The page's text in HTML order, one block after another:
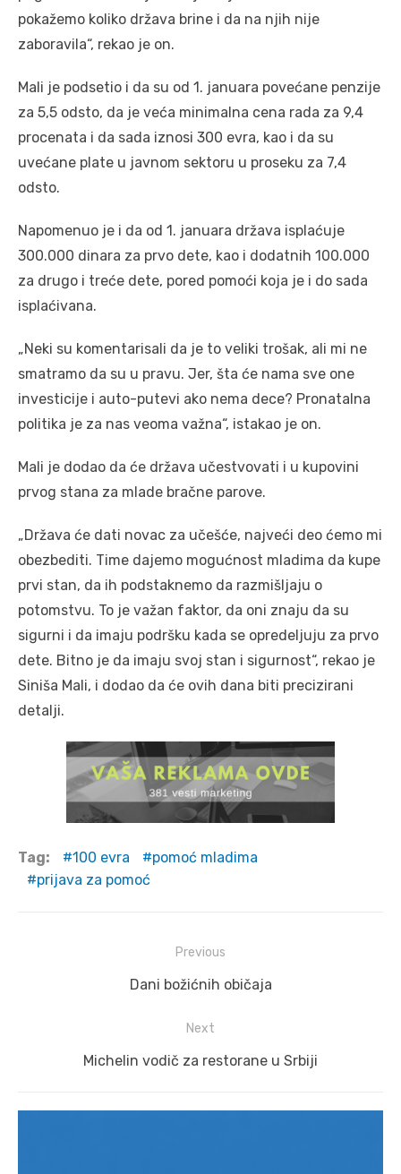
pokažemo koliko država brine i da na njih nije
zaboravila“, rekao je on.
Mali je podsetio i da su od 1. januara povećane penzije
za 5,5 odsto, da je veća minimalna cena rada za 9,4
procenata i da sada iznosi 300 evra, kao i da su
uvećane plate u javnom sektoru u proseku za 7,4
odsto.
Napomenuo je i da od 1. januara država isplaćuje
300.000 dinara za prvo dete, kao i dodatnih 100.000
za drugo i treće dete, pored pomoći koja je i do sada
isplaćivana.
„Neki su komentarisali da je to veliki trošak, ali mi ne
smatramo da su u pravu. Jer, šta će nama sve one
investicije i auto-putevi ako nema dece? Pronatalna
politika je za nas veoma važna“, istakao je on.
Mali je dodao da će država učestvovati i u kupovini
prvog stana za mlade bračne parove.
„Država će dati novac za učešće, najveći deo ćemo mi
obezbediti. Time dajemo mogućnost mladima da kupe
prvi stan, da ih podstaknemo da razmišljaju o
potomstvu. To je važan faktor, da oni znaju da su
sigurni i da imaju podršku kada se opredeljuju za prvo
dete. Bitno je da imaju svoj stan i sigurnost“, rekao je
Siniša Mali, i dodao da će ovih dana biti precizirani
detalji.
Tag: 100 evra
pomoć mladima
prijava za pomoć
Previous
Previous
Dani božićnih običaja
Next
Next
Michelin vodič za restorane u Srbiji